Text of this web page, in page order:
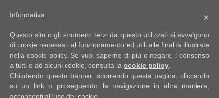
RISULTATI DELLA RICERCA
EN
HOME
Contratto
×
Informativa
Questo sito o gli strumenti terzi da questo utilizzati si avvalgono
di cookie necessari al funzionamento ed utili alle finalità illustrate
nella cookie policy. Se vuoi saperne di più o negare il consenso
a tutti o ad alcuni cookie, consulta la cookie policy
Chiudendo questo banner, scorrendo questa pagina, cliccando
su un link o proseguendo la navigazione in altra maniera,
acconsenti all’uso dei cookie.